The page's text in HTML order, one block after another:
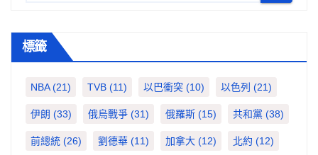
標籤
NBA(21) TVB (11) 以巴衝突 (10) 以色列 (21)
伊朗 (33) 俄烏戰爭 (31) 俄羅斯 (15) 共和黨 (38)
前總統 (26) 劉德華 (11) 加拿大 (12) 北約 (12)